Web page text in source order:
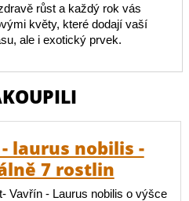
růst a každý rok vás
květy, které dodají vaší
ale i exotický prvek.
laurus nobilis -
7 rostlin
Vavřín - Laurus nobilis o výšce